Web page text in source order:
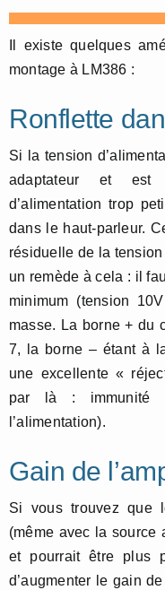
Il existe quelques
montage à LM386 :
Ronflette
Si la tension
adaptateur et est
d’alimentation trop
dans le haut-parleur.
résiduelle de la
un remède à cela : il
minimum (tension
masse. La borne + du
7, la borne – étant à
une excellente «
par là : immunité
l’alimentation).
Gain de
Si vous trouvez que
(même avec la
et pourrait être plus
d’augmenter le gain